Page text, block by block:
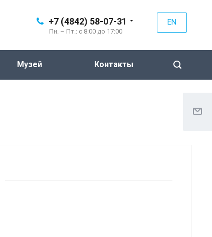
+7 (4842) 58-07-31
Пн. – Пт.: с 8:00 до 17:00
EN
Музей Контакты